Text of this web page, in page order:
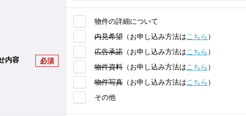
内容 必須
物件の詳細について
内見希望 （お申し込み方法はこちら ）
広告承諾 （お申し込み方法はこちら ）
物件資料 （お申し込み方法はこちら ）
物件写真 （お申し込み方法はこちら ）
その他